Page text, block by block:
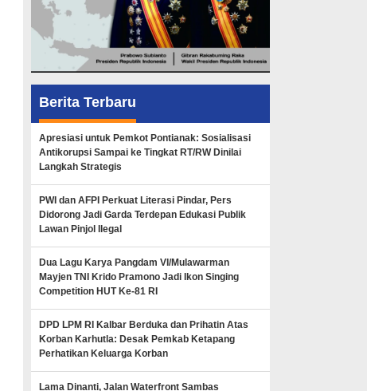
Berita Terbaru
Apresiasi untuk Pemkot Pontianak: Sosialisasi
Antikorupsi Sampai ke Tingkat RT/RW Dinilai
Langkah Strategis
PWI dan AFPI Perkuat Literasi Pindar, Pers
Didorong Jadi Garda Terdepan Edukasi Publik
Lawan Pinjol Ilegal
Dua Lagu Karya Pangdam VI/Mulawarman
Mayjen TNI Krido Pramono Jadi Ikon Singing
Competition HUT Ke-81 RI
DPD LPM RI Kalbar Berduka dan Prihatin Atas
Korban Karhutla: Desak Pemkab Ketapang
Perhatikan Keluarga Korban
Lama Dinanti, Jalan Waterfront Sambas